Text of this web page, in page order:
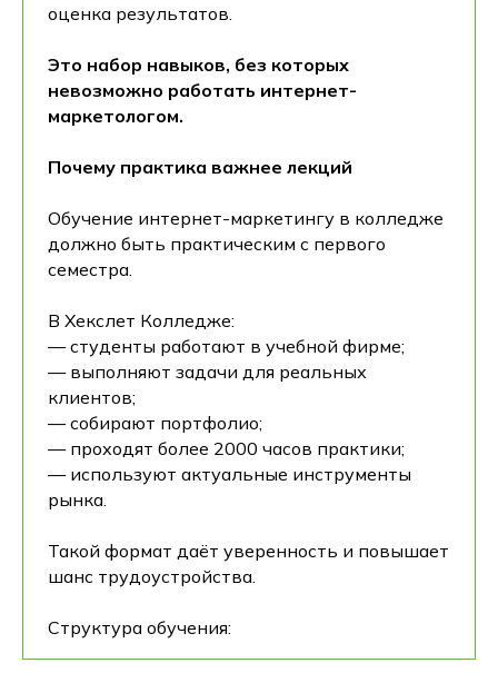
оценка результатов.
Это набор навыков, без которых
невозможно работать интернет-
маркетологом.
Почему практика важнее лекций
Обучение интернет-маркетингу в колледже
должно быть практическим с первого
семестра.
В Хекслет Колледже:
— студенты работают в учебной фирме;
— выполняют задачи для реальных
клиентов;
— собирают портфолио;
— проходят более 2000 часов практики;
— используют актуальные инструменты
рынка.
Такой формат даёт уверенность и повышает
шанс трудоустройства.
Структура обучения: